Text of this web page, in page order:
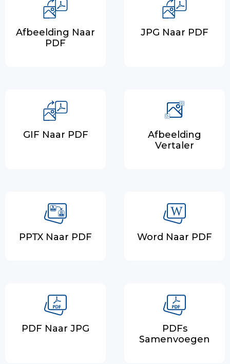
Afbeelding Naar
PDF
JPG Naar PDF
GIF Naar PDF
Afbeelding
Vertaler
PPTX Naar PDF Word Naar PDF
PDF Naar JPG
PDFs
Samenvoegen